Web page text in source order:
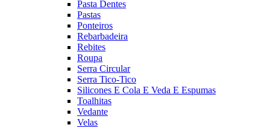
Pasta Dentes
Pastas
Ponteiros
Rebarbadeira
Rebites
Roupa
Serra Circular
Serra Tico-Tico
Silicones E Cola E Veda E Espumas
Toalhitas
Vedante
Velas